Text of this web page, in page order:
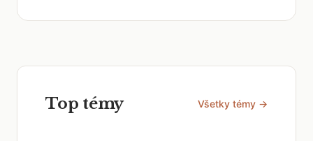
Top témy Všetky témy →